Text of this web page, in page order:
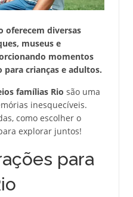
oferecem diversas
museus e
momentos
para crianças e adultos.
famílias Rio são uma
inesquecíveis.
como escolher o
explorar juntos!
para